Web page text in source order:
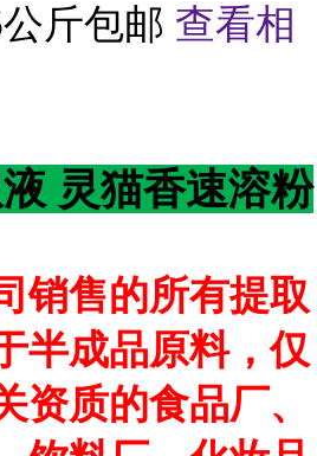
斤包邮 查看相
灵猫香速溶粉
销售的所有提取
半成品原料，仅
资质的食品厂、